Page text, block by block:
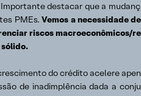
destacar que a
PMEs.Vemos a necessidade
riscos macroeconômicos/
do crédito acelere
de inadimplência dada a